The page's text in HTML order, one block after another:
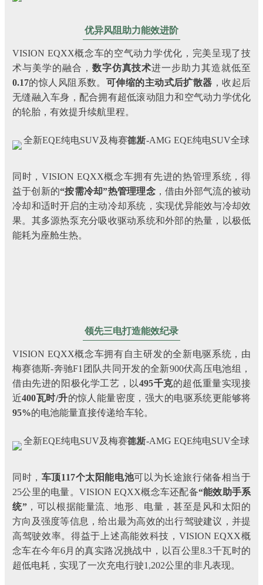
优异风阻助力能效进阶
VISION EQXX概念车的空气动力学优化，完美呈现了技
术与美学的融合， 数字仿真技术进一步助力其造就低至
0.17的惊人风阻系数。 可伸缩的主动式后扩散器 ，收起后
无缝融入车身，配合拥有超低滚动阻力和空气动力学优化
的轮胎，有效提升续航里程。
同时，VISION EQXX概念车拥有先进的热管理系统，得
益于创新的“按需冷却”热管理理念，借由外部气流的被动
冷却和适时开启的主动冷却系统，实现优异能效与冷却效
果。其多源热泵充分吸收驱动系统和外部的热量，以极低
能耗为座舱生热。
领先三电打造能效纪录
VISION EQXX概念车拥有自主研发的全新电驱系统，由
梅赛德斯-奔驰F1团队共同开发的全新900伏高压电池组，
借由先进的阳极化学工艺，以495千克的超低重量实现接
近400瓦时/升的惊人能量密度，强大的电驱系统更能够将
95%的电池能量直接传递给车轮。
同时， 车顶117个太阳能电池可以为长途旅行储备相当于
25公里的电量。VISION EQXX概念车还配备“能效助手系
统”，可以根据能量流、地形、电量，甚至是风和太阳的
方向及强度等信息，给出最为高效的出行驾驶建议，并提
高驾驶效率。得益于上述高能效科技，VISION EQXX概
念车在今年6月的真实路况挑战中，以百公里8.3千瓦时的
超低电耗，实现了一次充电行驶1,202公里的非凡表现。